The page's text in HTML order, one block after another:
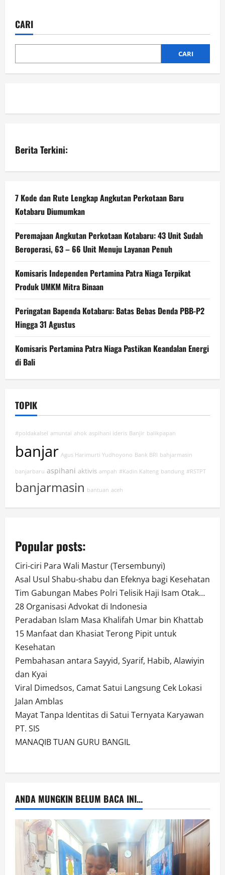
Monitoring
Posko
Di-
CARI
CARI
Berita Terkini:
7 Kode dan Rute Lengkap Angkutan Perkotaan Baru
Kotabaru Diumumkan
Peremajaan Angkutan Perkotaan Kotabaru: 43 Unit Sudah
Beroperasi, 63 – 66 Unit Menuju Layanan Penuh
Komisaris Independen Pertamina Patra Niaga Terpikat
Produk UMKM Mitra Binaan
Peringatan Bapenda Kotabaru: Batas Bebas Denda PBB-P2
Hingga 31 Agustus
Komisaris Pertamina Patra Niaga Pastikan Keandalan Energi
di Bali
TOPIK
#poldakalsel amuntai ahok aspihani ideris Banjir balikpapan
banjar Agus Harimurti Yudhoyono Bank BRI bahjarmasin
banjarbaru aspihani aktivis ampah #Kadin Kalteng bandung #RSTPT
banjarmasin bantuan aceh
Popular posts:
Ciri-ciri Para Wali Mastur (Tersembunyi)
Asal Usul Shabu-shabu dan Efeknya bagi Kesehatan
Tim Gabungan Mabes Polri Telisik Haji Isam Otak…
28 Organisasi Advokat di Indonesia
Peradaban Islam Masa Khalifah Umar bin Khattab
15 Manfaat dan Khasiat Terong Pipit untuk
Kesehatan
Pembahasan antara Sayyid, Syarif, Habib, Alawiyin
dan Kyai
Viral Dimedsos, Camat Satui Langsung Cek Lokasi
Jalan Amblas
Mayat Tanpa Identitas di Satui Ternyata Karyawan
PT. SIS
MANAQIB TUAN GURU BANGIL
ANDA MUNGKIN BELUM BACA INI...